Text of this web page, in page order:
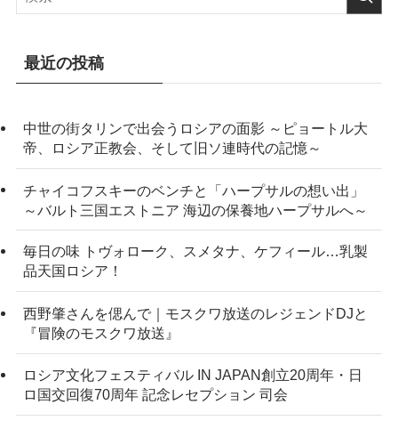
最近の投稿
中世の街タリンで出会うロシアの面影 ～ピョートル大
帝、ロシア正教会、そして旧ソ連時代の記憶～
チャイコフスキーのベンチと「ハープサルの想い出」
～バルト三国エストニア 海辺の保養地ハープサルへ～
毎日の味 トヴォローク、スメタナ、ケフィール…乳製
品天国ロシア！
西野肇さんを偲んで｜モスクワ放送のレジェンドDJと
『冒険のモスクワ放送』
ロシア文化フェスティバル IN JAPAN創立20周年・日
ロ国交回復70周年 記念レセプション 司会